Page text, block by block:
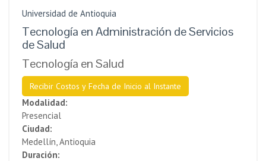
Universidad de Antioquia
Tecnología en Administración de Servicios
de Salud
Tecnología en Salud
Recibir Costos y Fecha de Inicio al Instante
Modalidad:
Presencial
Ciudad:
Medellín, Antioquia
Duración: